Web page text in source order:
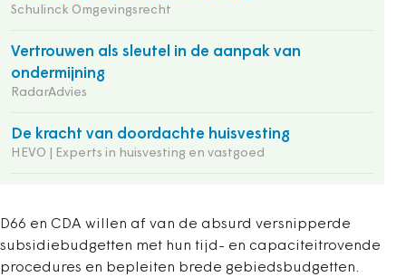
Schulinck Omgevingsrecht
Vertrouwen als sleutel in de aanpak van
ondermijning
RadarAdvies
De kracht van doordachte huisvesting
HEVO | Experts in huisvesting en vastgoed
D66 en CDA willen af van de absurd versnipperde
subsidiebudgetten met hun tijd- en capaciteitrovende
procedures en bepleiten brede gebiedsbudgetten.